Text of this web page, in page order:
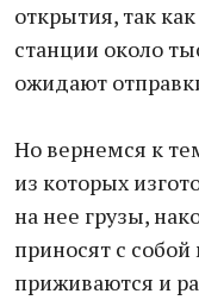
открытия, так
станции около
ожидают
Но вернемся к
из которых
на нее грузы,
приносят с
приживаются и